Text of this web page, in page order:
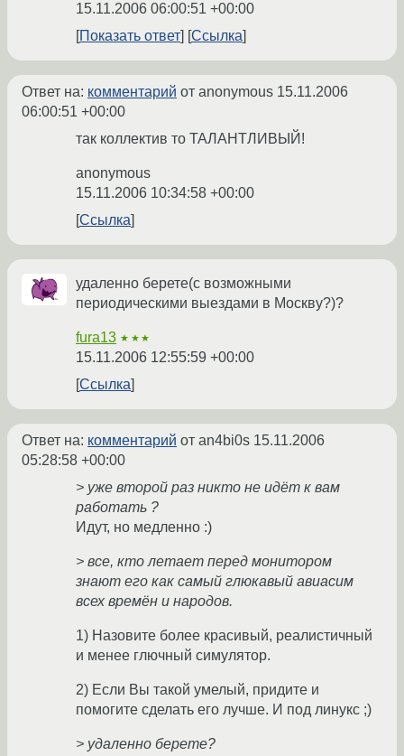
15.11.2006 06:00:51 +00:00
Показать ответ
Ссылка
Ответ на: комментарий от anonymous 15.11.2006
06:00:51 +00:00
так коллектив то ТАЛАНТЛИВЫЙ!
anonymous
15.11.2006 10:34:58 +00:00
Ссылка
удаленно берете(с возможными
периодическими выездами в Москву?)?
fura13 ★★★
15.11.2006 12:55:59 +00:00
Ссылка
Ответ на: комментарий от an4bi0s 15.11.2006
05:28:58 +00:00
> уже второй раз никто не идёт к вам
работать ?
Идут, но медленно :)
> все, кто летает перед монитором
знают его как самый глюкавый авиасим
всех времён и народов.
1) Назовите более красивый, реалистичный
и менее глючный симулятор.
2) Если Вы такой умелый, придите и
помогите сделать его лучше. И под линукс ;)
> удаленно берете?